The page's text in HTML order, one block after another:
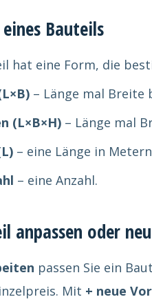
Bauteils
hat eine Form, die
– Länge mal Breite
(L×B×H) – Länge mal
– eine Länge in
– eine Anzahl.
anpassen oder
passen Sie ein
Mit + neue